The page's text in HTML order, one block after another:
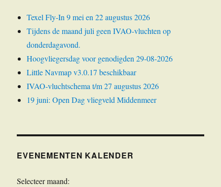
Texel Fly-In 9 mei en 22 augustus 2026
Tijdens de maand juli geen IVAO-vluchten op
donderdagavond.
Hoogvliegersdag voor genodigden 29-08-2026
Little Navmap v3.0.17 beschikbaar
IVAO-vluchtschema t/m 27 augustus 2026
19 juni: Open Dag vliegveld Middenmeer
EVENEMENTEN KALENDER
Selecteer maand: